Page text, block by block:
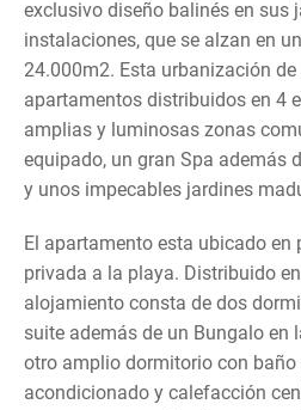
exclusivo diseño balinés en sus
instalaciones, que se alzan en
24.000m2. Esta urbanización
apartamentos distribuidos en 4
amplias y luminosas zonas
equipado, un gran Spa además
y unos impecables jardines
El apartamento esta ubicado en
privada a la playa. Distribuido
alojamiento consta de dos
suite además de un Bungalo en
otro amplio dormitorio con baño
acondicionado y calefacción